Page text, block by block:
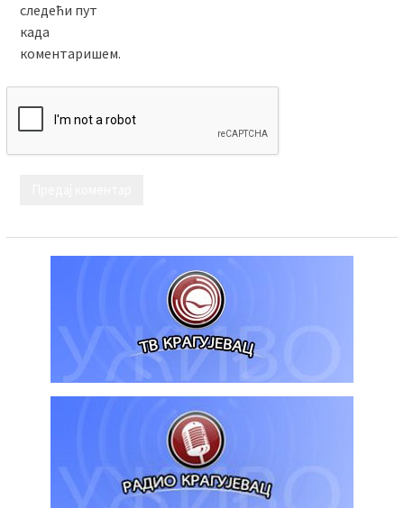
следећи пут
када
коментаришем.